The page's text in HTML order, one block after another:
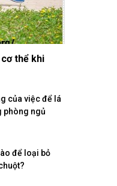
thể khi
của việc để lá
phòng ngủ
để loại bỏ